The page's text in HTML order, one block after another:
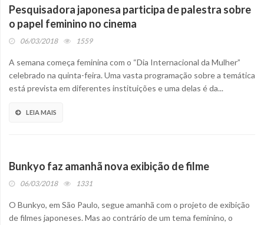
Pesquisadora japonesa participa de palestra sobre
o papel feminino no cinema
06/03/2018 1559
A semana começa feminina com o “Dia Internacional da Mulher”
celebrado na quinta-feira. Uma vasta programação sobre a temática
está prevista em diferentes instituições e uma delas é da...
LEIA MAIS
Bunkyo faz amanhã nova exibição de filme
06/03/2018 1331
O Bunkyo, em São Paulo, segue amanhã com o projeto de exibição
de filmes japoneses. Mas ao contrário de um tema feminino, o